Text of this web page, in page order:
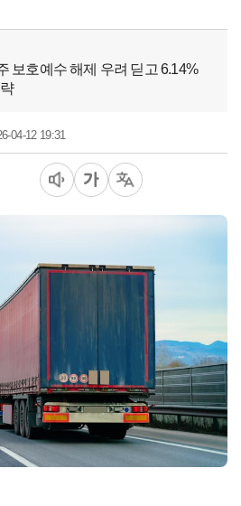
보호예수 해제 우려 딛고 6.14%
04-12 19:31